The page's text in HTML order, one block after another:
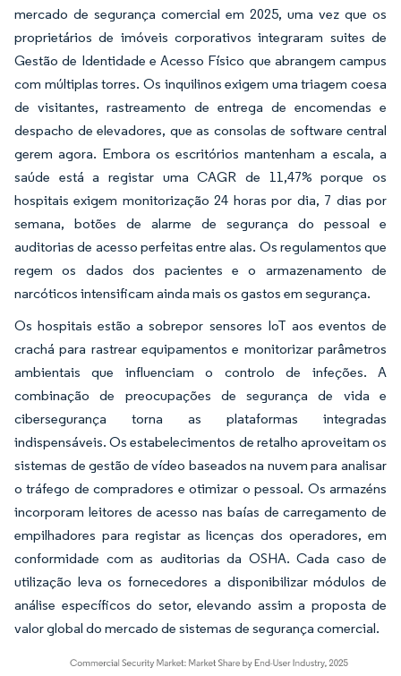
mercado de segurança comercial em 2025, uma vez que os
proprietários de imóveis corporativos integraram suites de
Gestão de Identidade e Acesso Físico que abrangem campus
com múltiplas torres. Os inquilinos exigem uma triagem coesa
de visitantes, rastreamento de entrega de encomendas e
despacho de elevadores, que as consolas de software central
gerem agora. Embora os escritórios mantenham a escala, a
saúde está a registar uma CAGR de 11,47% porque os
hospitais exigem monitorização 24 horas por dia, 7 dias por
semana, botões de alarme de segurança do pessoal e
auditorias de acesso perfeitas entre alas. Os regulamentos que
regem os dados dos pacientes e o armazenamento de
narcóticos intensificam ainda mais os gastos em segurança.
Os hospitais estão a sobrepor sensores IoT aos eventos de
crachá para rastrear equipamentos e monitorizar parâmetros
ambientais que influenciam o controlo de infeções. A
combinação de preocupações de segurança de vida e
cibersegurança torna as plataformas integradas
indispensáveis. Os estabelecimentos de retalho aproveitam os
sistemas de gestão de vídeo baseados na nuvem para analisar
o tráfego de compradores e otimizar o pessoal. Os armazéns
incorporam leitores de acesso nas baías de carregamento de
empilhadores para registar as licenças dos operadores, em
conformidade com as auditorias da OSHA. Cada caso de
utilização leva os fornecedores a disponibilizar módulos de
análise específicos do setor, elevando assim a proposta de
valor global do mercado de sistemas de segurança comercial.